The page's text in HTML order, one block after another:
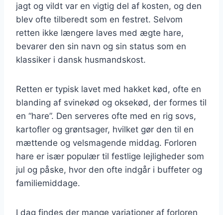
jagt og vildt var en vigtig del af kosten, og den
blev ofte tilberedt som en festret. Selvom
retten ikke længere laves med ægte hare,
bevarer den sin navn og sin status som en
klassiker i dansk husmandskost.
Retten er typisk lavet med hakket kød, ofte en
blanding af svinekød og oksekød, der formes til
en “hare”. Den serveres ofte med en rig sovs,
kartofler og grøntsager, hvilket gør den til en
mættende og velsmagende middag. Forloren
hare er især populær til festlige lejligheder som
jul og påske, hvor den ofte indgår i buffeter og
familiemiddage.
I dag findes der mange variationer af forloren